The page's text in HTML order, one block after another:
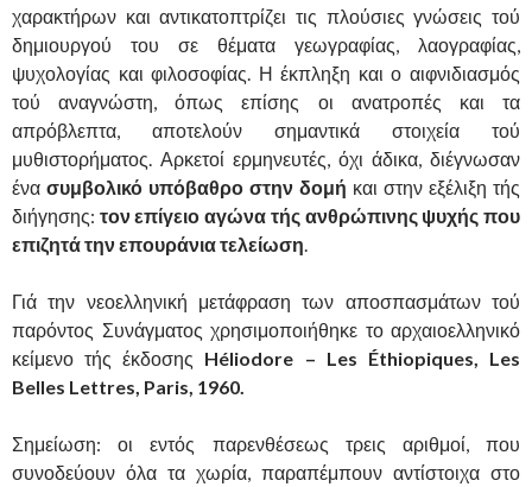
χαρακτήρων και αντικατοπτρίζει τις πλούσιες γνώσεις τού
δημιουργού του σε θέματα γεωγραφίας, λαογραφίας,
ψυχολογίας και φιλοσοφίας. Η έκπληξη και ο αιφνιδιασμός
τού αναγνώστη, όπως επίσης οι ανατροπές και τα
απρόβλεπτα, αποτελούν σημαντικά στοιχεία τού
μυθιστορήματος. Αρκετοί ερμηνευτές, όχι άδικα, διέγνωσαν
ένα συμβολικό υπόβαθρο στην δομή και στην εξέλιξη τής
διήγησης: τον επίγειο αγώνα τής ανθρώπινης ψυχής που
επιζητά την επουράνια τελείωση.
Γιά την νεοελληνική μετάφραση των αποσπασμάτων τού
παρόντος Συνάγματος χρησιμοποιήθηκε το αρχαιοελληνικό
κείμενο τής έκδοσης Héliodore – Les Éthiopiques, Les
Belles Lettres, Paris, 1960.
Σημείωση: οι εντός παρενθέσεως τρεις αριθμοί, που
συνοδεύουν όλα τα χωρία, παραπέμπουν αντίστοιχα στο